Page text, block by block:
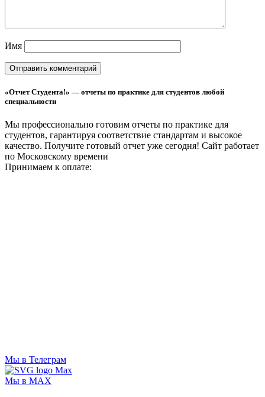
Имя
«Отчет Студента!» — отчеты по практике для студентов любой
специальности
Мы профессионально готовим отчеты по практике для
студентов, гарантируя соответствие стандартам и высокое
качество. Получите готовый отчет уже сегодня! Сайт работает
по Московскому времени
Принимаем к оплате:
Мы в Телеграм
Мы в MAX